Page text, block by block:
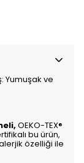
Yumuşak ve
OEKO-TEX®
bu ürün,
özelliği ile